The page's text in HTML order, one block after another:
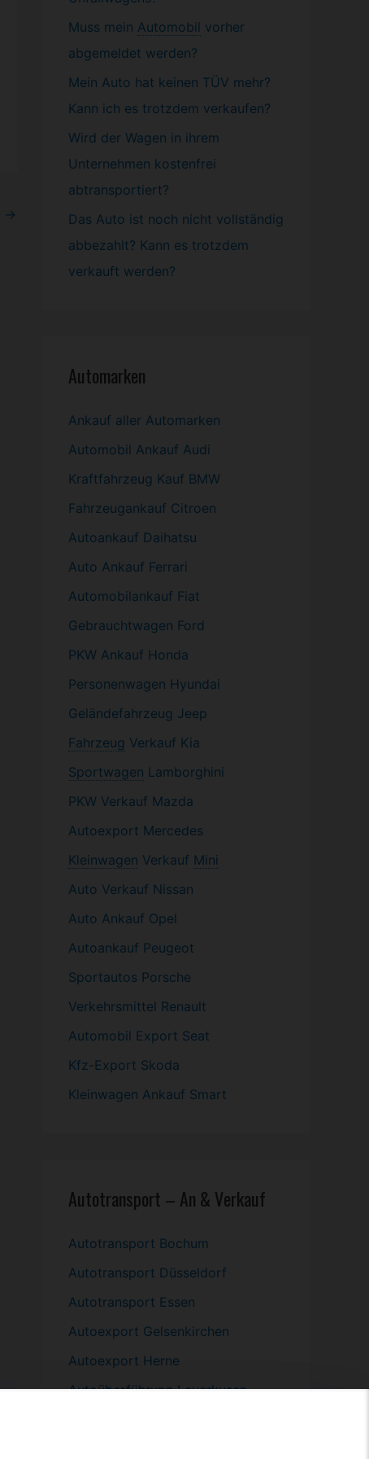
→
Muss mein Automobil vorher
abgemeldet werden?
Mein Auto hat keinen TÜV mehr?
Kann ich es trotzdem verkaufen?
Wird der Wagen in ihrem
Unternehmen kostenfrei
abtransportiert?
Das Auto ist noch nicht vollständig
abbezahlt? Kann es trotzdem
verkauft werden?
Automarken
Ankauf aller Automarken
Automobil Ankauf Audi
Kraftfahrzeug Kauf BMW
Fahrzeugankauf Citroen
Autoankauf Daihatsu
Auto Ankauf Ferrari
Automobilankauf Fiat
Gebrauchtwagen Ford
PKW Ankauf Honda
Personenwagen Hyundai
Geländefahrzeug Jeep
Fahrzeug Verkauf Kia
Sportwagen Lamborghini
PKW Verkauf Mazda
Autoexport Mercedes
Kleinwagen Verkauf Mini
Auto Verkauf Nissan
Auto Ankauf Opel
Autoankauf Peugeot
Sportautos Porsche
Verkehrsmittel Renault
Automobil Export Seat
Kfz-Export Skoda
Kleinwagen Ankauf Smart
Autotransport – An & Verkauf
Autotransport Bochum
Autotransport Düsseldorf
Autotransport Essen
Autoexport Gelsenkirchen
Autoexport Herne
Autoüberführung Leverkusen